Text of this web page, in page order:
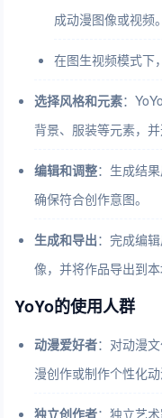
成动漫图像或视频。
在图生视频模式下
选择风格和元素：
背景、服装等元素，
编辑和调整：生成结
确保符合创作意图。
生成和导出：完成编
像，并将作品导出到本
YoYo的使用人群
动漫爱好者：对动漫
漫创作或制作个性化动
独立创作者：独立艺